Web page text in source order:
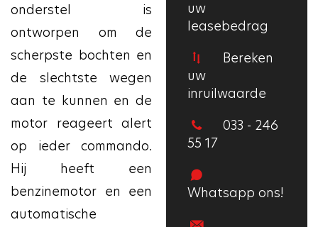
onderstel is
ontworpen om de
scherpste bochten en
de slechtste wegen
aan te kunnen en de
motor reageert alert
op ieder commando.
Hij heeft een
benzinemotor en een
automatische
uw
leasebedrag
Bereken
uw
inruilwaarde
033 - 246
55 17
Whatsapp ons!